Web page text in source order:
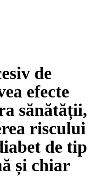
de
efecte
sănătății,
riscului
de tip
și chiar